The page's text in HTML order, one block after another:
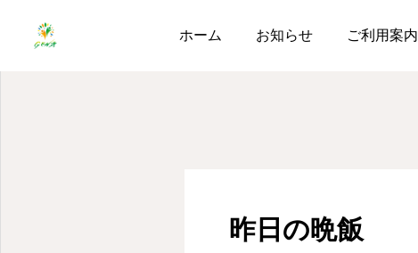
ホーム お知らせ ご利用案内
ブログ
昨日の晩飯